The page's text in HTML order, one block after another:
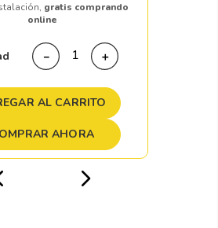
gratis comprando
online
＋
－
AL CARRITO
AHORA